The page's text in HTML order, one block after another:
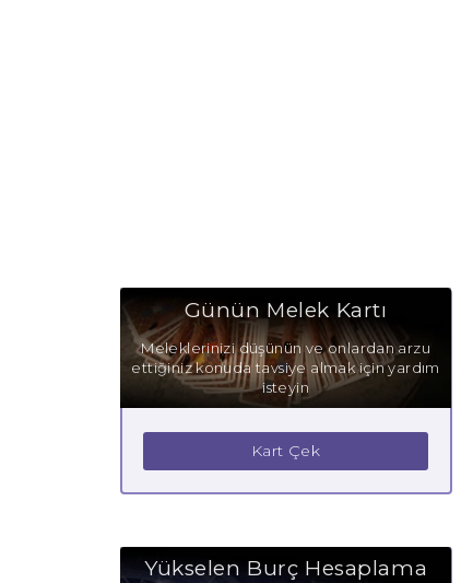
Günün Melek Kartı
Meleklerinizi düşünün ve onlardan arzu
ettiğiniz konuda tavsiye almak için yardım
isteyin
Kart Çek
Yükselen Burç Hesaplama